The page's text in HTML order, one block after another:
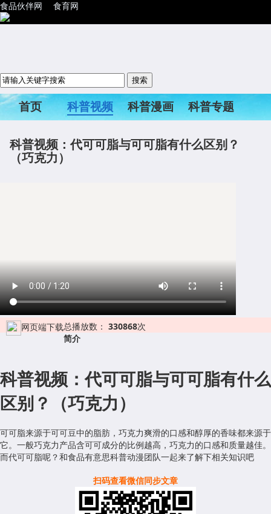
食品伙伴网 食育网
首页 科普视频 科普漫画
科普专题
科普视频：代可可脂与可可脂有什么区别？
（巧克力）
网页端下载总播放数： 330868次
简介
科普视频：代可可脂与可可脂有什么
区别？（巧克力）
可可脂来源于可可豆中的脂肪，巧克力爽滑的口感和醇厚的香味都来源于
它。一般巧克力产品含可可成分的比例越高，巧克力的口感和质量越佳。
而代可可脂呢？和食品有意思科普动漫团队一起来了解下相关知识吧
扫码查看微信同步文章